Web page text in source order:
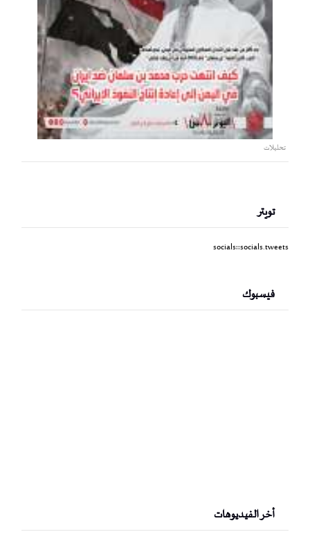
تحليلات
تويتر
socials::socials.tweets
فيسبوك
أخر الفيديوهات